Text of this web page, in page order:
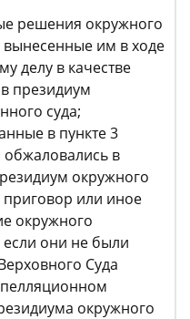
решения окружного
вынесенные им в ходе
делу в качестве
президиум
суда;
в пункте 3
обжаловались в
окружного
приговор или иное
окружного
если они не были
Суда
окружного